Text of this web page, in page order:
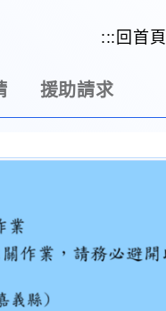
::: 回首頁
援助請求